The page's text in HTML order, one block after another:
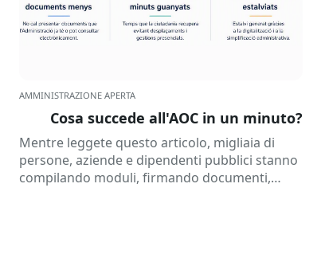
AMMINISTRAZIONE APERTA
Cosa succede all'AOC in un minuto?
Mentre leggete questo articolo, migliaia di
persone, aziende e dipendenti pubblici stanno
compilando moduli, firmando documenti,